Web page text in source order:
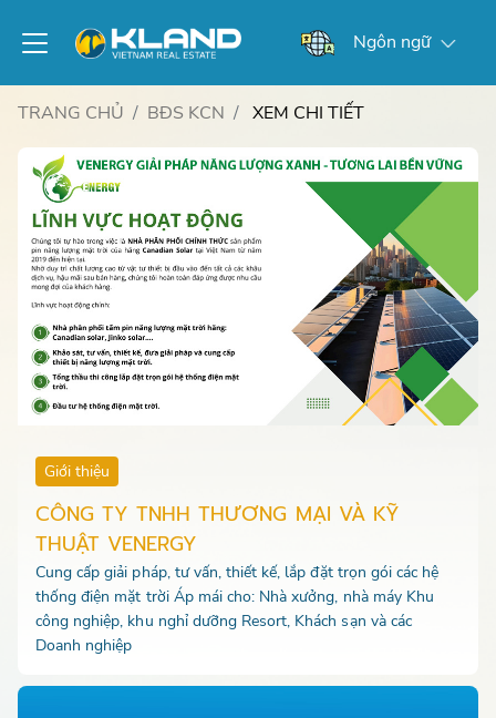
Ngôn ngữ
TRANG CHỦ BĐS KCN XEM CHI TIẾT
Giới thiệu
CÔNG TY TNHH THƯƠNG MẠI VÀ KỸ
THUẬT VENERGY
Cung cấp giải pháp, tư vấn, thiết kế, lắp đặt trọn gói các hệ
thống điện mặt trời Áp mái cho: Nhà xưởng, nhà máy Khu
công nghiệp, khu nghỉ dưỡng Resort, Khách sạn và các
Doanh nghiệp